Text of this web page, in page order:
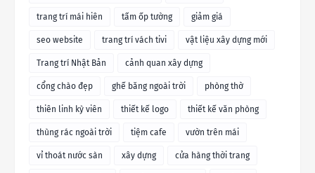
trang trí mái hiên tấm ốp tường giảm giá
seo website trang trí vách tivi vật liệu xây dựng mới
Trang trí Nhật Bản cảnh quan xây dựng
cổng chào đẹp ghế băng ngoài trời phòng thờ
thiên linh kỳ viên thiết kế logo thiết kế văn phòng
thùng rác ngoài trời tiệm cafe vườn trên mái
vỉ thoát nước sàn xây dựng cửa hàng thời trang